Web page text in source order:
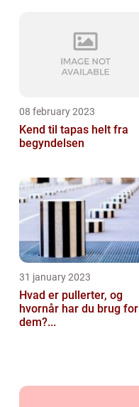
08 february 2023
Kend til tapas helt fra
begyndelsen
31 january 2023
Hvad er pullerter, og
hvornår har du brug for
dem?...